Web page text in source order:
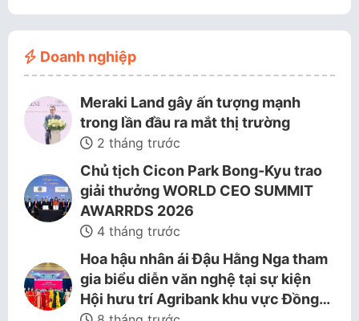
Doanh nghiệp
Meraki Land gây ấn tượng mạnh
trong lần đầu ra mắt thị trường
2 tháng trước
Chủ tịch Cicon Park Bong-Kyu trao
giải thưởng WORLD CEO SUMMIT
AWARRDS 2026
4 tháng trước
Hoa hậu nhân ái Đậu Hằng Nga tham
gia biểu diễn văn nghệ tại sự kiện
Hội hưu trí Agribank khu vực Đồng…